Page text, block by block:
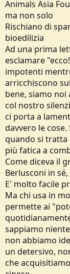
Animals Asia
ma non solo
Rischiano di
bioedilizia
Ad una prima
esclamare
impotenti
arricchiscono
bene, siamo
col nostro
ci porta a
davvero le
quando si tratta
più fatica a
Come diceva il
Berlusconi in
E' molto facile
Ma chi usa in
permette ai
sappiamo
non abbiamo
un detersivo,
che